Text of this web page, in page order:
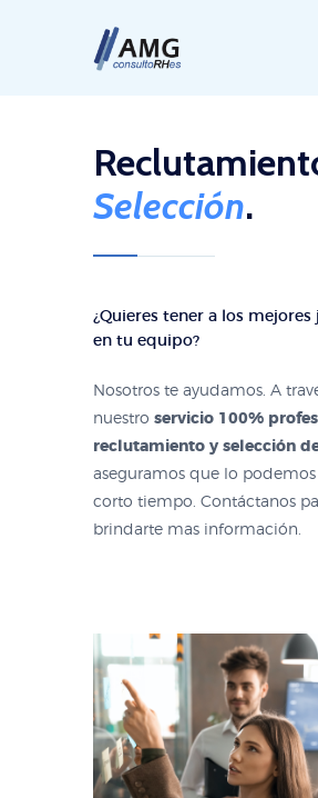
Selección.
¿Quieres tener a los mejores
en tu equipo?
Nosotros te ayudamos. A
nuestro servicio 100%
reclutamiento y selección
aseguramos que lo
corto tiempo. Contáctanos
brindarte mas información.